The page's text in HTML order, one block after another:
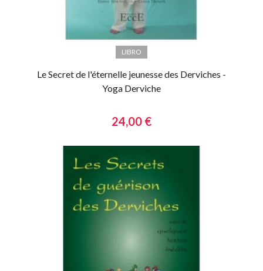
LIBRO
Le Secret de l'éternelle jeunesse des Derviches -
Yoga Derviche
24,00 €